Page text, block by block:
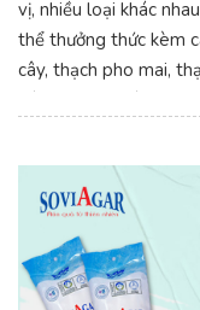
vị, nhiều loại khác
thể thưởng thức kèm
cây, thạch pho mai,
trà sữa theo cách
thạch trà sữa thơm
Soviagar.